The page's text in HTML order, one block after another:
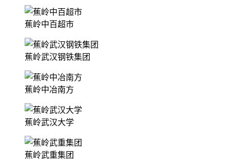
蕉岭中百超市
蕉岭武汉钢铁集团
蕉岭中冶南方
蕉岭武汉大学
蕉岭武重集团